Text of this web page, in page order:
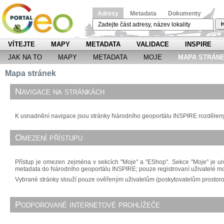
Adresy Metadata Dokumenty
VÍTEJTE MAPY METADATA VALIDACE
INSPIRE
JAK NA TO
MAPY METADATA MOJE MAPA
Mapa stránek
Navigace na stránkách
K usnadnění navigace jsou stránky Národního geoportálu INSPIRE
Omezení přístupu
Přístup je omezen zejména v sekcích "Moje" a "EShop". Sekce "Moje" je
metadata do Národního geoportálu INSPIRE; pouze registrovaní uživatelé
Vybrané stránky slouží pouze ověřeným uživatelům (poskytovatelům
Podporované internetové prohlížeče